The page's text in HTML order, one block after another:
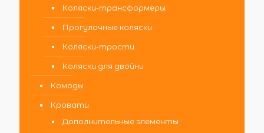
Коляски-трансформеры
Прогулочные коляски
Коляски-трости
Коляски для двойни
Комоды
Кровати
Дополнительные элементы